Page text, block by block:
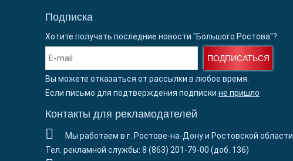
Подписка
Хотите получать последние новости "Большого Ростова"?
ПОДПИСАТЬСЯ
Вы можете отказаться от рассылки в любое время.
Если письмо для подтверждения подписки не пришло
Контакты для рекламодателей
Мы работаем в г. Ростове-на-Дону и Ростовской области
Тел. рекламной службы: 8 (863) 201-79-00 (доб. 136)